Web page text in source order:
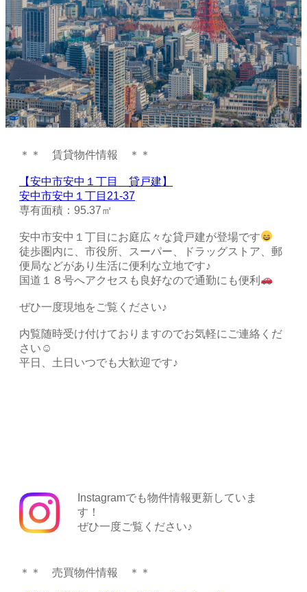
＊＊ 賃貸物件情報 ＊＊
【安中市安中１丁目 貸戸建】
安中市安中１丁目21-37
専有面積：95.37㎡
安中市安中１丁目にお庭広々な貸戸建が登場です
徒歩圏内に、市役所、スーパー、ドラッグストア、郵
便局などがあり生活に便利な立地です♪
国道１８号へアクセスも良好なので通勤にも便利
ぜひ一度現地をご覧ください♪
内覧随時受け付けておりますのでお気軽にご連絡くだ
さい☺
平日、土日いつでも大歓迎です♪
Instagramでも物件情報更新していま
す！
ぜひ一度ご覧ください♪
＊＊ 売買物件情報 ＊＊